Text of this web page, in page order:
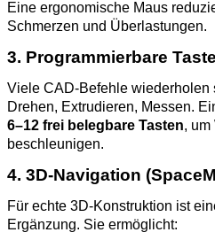
Eine ergonomische Maus
Schmerzen und Überlastungen.
3. Programmierbare
Viele CAD‑Befehle wiederholen
Drehen, Extrudieren, Messen.
6–12 frei belegbare Tasten, um
beschleunigen.
4. 3D‑Navigation
Für echte 3D‑Konstruktion ist
Ergänzung. Sie ermöglicht: